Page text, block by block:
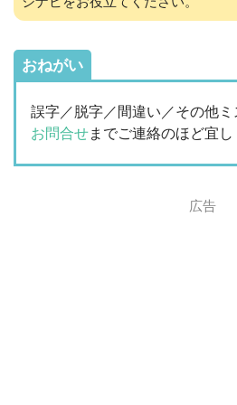
おねがい
誤字／脱字／間違い／その他ミ
お問合せまでご連絡のほど宜し
広告